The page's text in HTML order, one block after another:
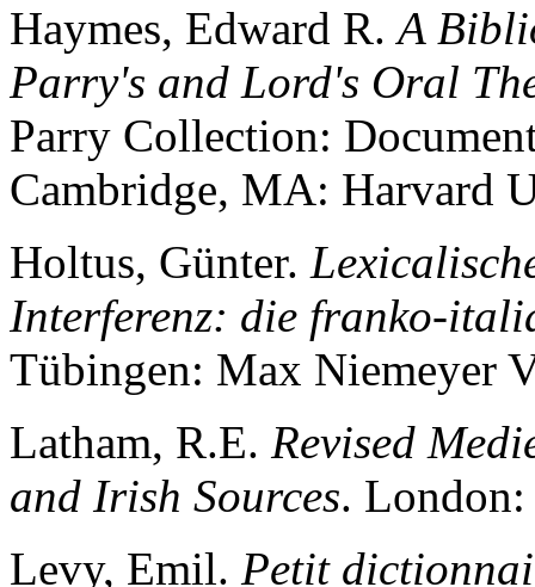
Haymes, Edward R.A
Parry's and Lord's Oral
Parry Collection:
Cambridge, MA: Harvard
Holtus, Günter.
Interferenz: die franko-
Tübingen: Max Niemeyer
Latham, R.E. Revised
and Irish Sources.
Levy, Emil. Petit